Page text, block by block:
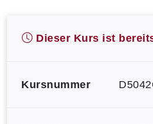
Dieser Kurs ist
Kursnummer